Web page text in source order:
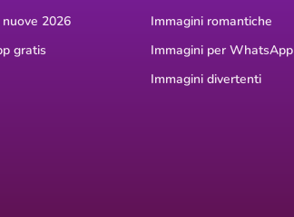
2026
gratis
Immagini romantiche
Immagini per WhatsApp
Immagini divertenti